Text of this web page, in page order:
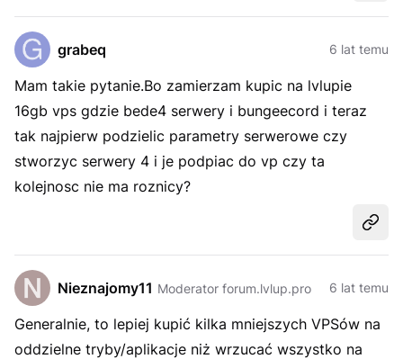
grabeq 6 lat temu
Mam takie pytanie.Bo zamierzam kupic na lvlupie
16gb vps gdzie bede4 serwery i bungeecord i teraz
tak najpierw podzielic parametry serwerowe czy
stworzyc serwery 4 i je podpiac do vp czy ta
kolejnosc nie ma roznicy?
Nieznajomy11 Moderator forum.lvlup.pro 6 lat temu
Generalnie, to lepiej kupić kilka mniejszych VPSów na
oddzielne tryby/aplikacje niż wrzucać wszystko na